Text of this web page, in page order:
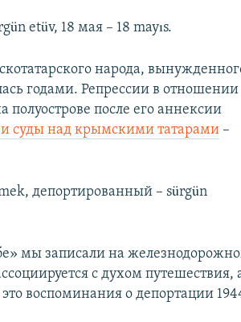
etüv, 18 мая – 18 mayıs.
народа,
годами. Репрессии в отношении
после его аннексии
суды над крымскими татарами –
депортированный – sürgün
мы записали на
с духом путешествия,
воспоминания о депортации